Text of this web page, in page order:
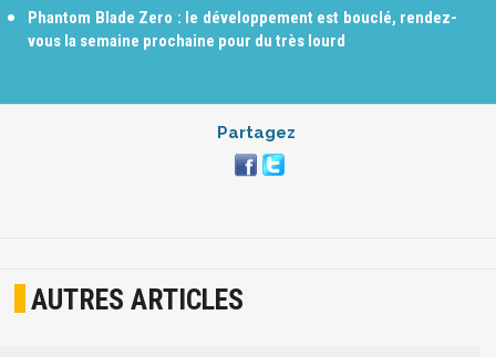
Phantom Blade Zero : le développement est bouclé, rendez-
vous la semaine prochaine pour du très lourd
Partagez
AUTRES ARTICLES